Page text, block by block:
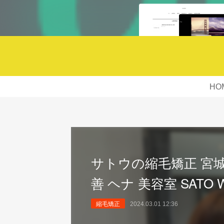
サトウの縮毛矯正 宮
善 ヘナ 美容室 SATO
縮毛矯正 2024.03.01 12:36